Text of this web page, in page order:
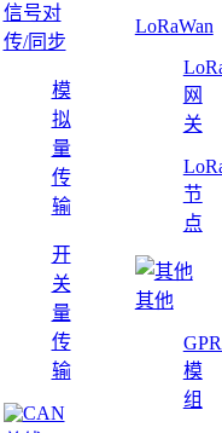
信号对
传/同步
模
拟
量
传
输
开
关
量
传
输
LoRaWan
网
关
节
点
其他
模
组